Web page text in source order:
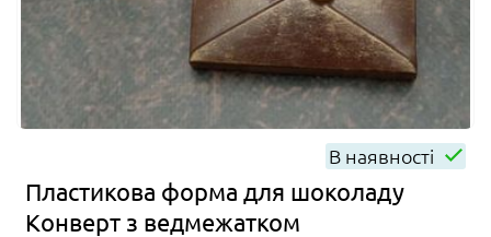
В наявності
Пластикова форма для шоколаду
Конверт з ведмежатком